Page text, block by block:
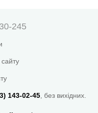
245
143-02-45, без вихідних.